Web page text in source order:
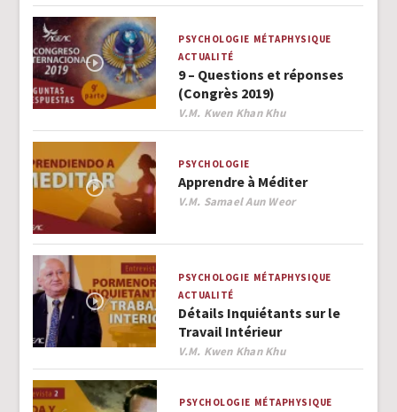
PSYCHOLOGIE MÉTAPHYSIQUE
ACTUALITÉ
9 – Questions et réponses
(Congrès 2019)
Author
V.M. Kwen Khan Khu
PSYCHOLOGIE
Apprendre à Méditer
Author
V.M. Samael Aun Weor
PSYCHOLOGIE MÉTAPHYSIQUE
ACTUALITÉ
Détails Inquiétants sur le
Travail Intérieur
Author
V.M. Kwen Khan Khu
PSYCHOLOGIE MÉTAPHYSIQUE